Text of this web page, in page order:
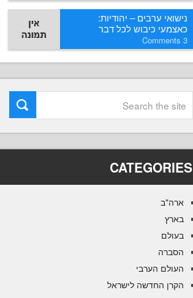
נישואי ערבים – יהודיות:
כאצמעי כיבוש לכל דבר
3
CATEGORIES
ארה"ב
בארץ
בעולם
הסברה
העולם הערבי
הקרן החדשה לישראל